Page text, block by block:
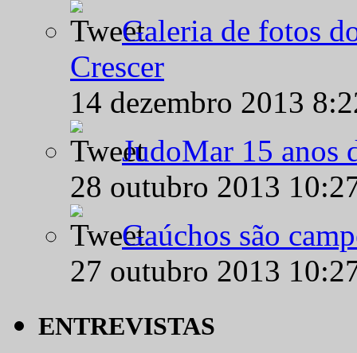
Galeria de fotos
Crescer
14 dezembro 2013
JudoMar 15 anos
28 outubro 2013
Gaúchos são
27 outubro 2013
ENTREVISTAS